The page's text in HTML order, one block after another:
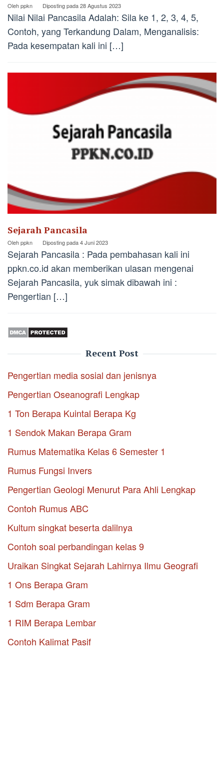
Olehppkn Diposting pada28 Agustus 2023
Nilai Nilai Pancasila Adalah: Sila ke 1, 2, 3, 4, 5,
Contoh, yang Terkandung Dalam, Menganalisis:
Pada kesempatan kali ini […]
Sejarah Pancasila
Olehppkn Diposting pada4 Juni 2023
Sejarah Pancasila : Pada pembahasan kali ini
ppkn.co.id akan memberikan ulasan mengenai
Sejarah Pancasila, yuk simak dibawah ini :
Pengertian […]
Recent Post
Pengertian media sosial dan jenisnya
Pengertian Oseanografi Lengkap
1 Ton Berapa Kuintal Berapa Kg
1 Sendok Makan Berapa Gram
Rumus Matematika Kelas 6 Semester 1
Rumus Fungsi Invers
Pengertian Geologi Menurut Para Ahli Lengkap
Contoh Rumus ABC
Kultum singkat beserta dalilnya
Contoh soal perbandingan kelas 9
Uraikan Singkat Sejarah Lahirnya Ilmu Geografi
1 Ons Berapa Gram
1 Sdm Berapa Gram
1 RIM Berapa Lembar
Contoh Kalimat Pasif